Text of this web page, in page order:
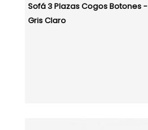
Sofá 3 Plazas Cogos Botones -
Gris Claro